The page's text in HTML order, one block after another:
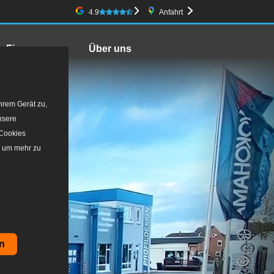
Gerät zu,
mehr zu
4.9 Google-Bewertung
Anfahrt
Firmenwagen Über uns